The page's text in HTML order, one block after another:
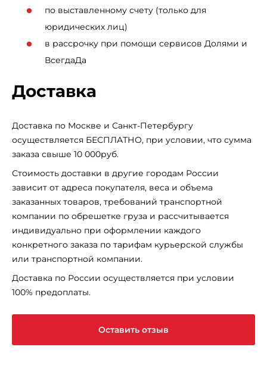
по выставленному счету (только для
юридических лиц)
в рассрочку при помощи сервисов Долями и
ВсегдаДа
Доставка
Доставка по Москве и Санкт-Петербургу
осуществляется БЕСПЛАТНО, при условии, что сумма
заказа свыше 10 000руб.
Стоимость доставки в другие городам России
зависит от адреса покупателя, веса и объема
заказанных товаров, требований транспортной
компании по обрешетке груза и рассчитывается
индивидуально при оформлении каждого
конкретного заказа по тарифам курьерской службы
или транспортной компании.
Доставка по России осуществляется при условии
100% предоплаты.
Оставить отзыв